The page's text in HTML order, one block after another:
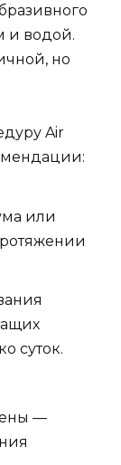
и водой.
но
Air
или
суток.
—